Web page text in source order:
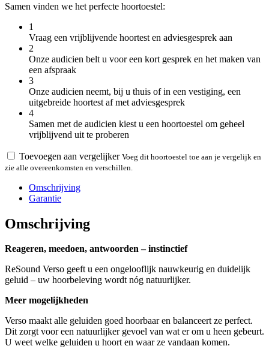
Samen vinden we het perfecte hoortoestel:
1
Vraag een vrijblijvende hoortest en adviesgesprek aan
2
Onze audicien belt u voor een kort gesprek en het maken van
een afspraak
3
Onze audicien neemt, bij u thuis of in een vestiging, een
uitgebreide hoortest af met adviesgesprek
4
Samen met de audicien kiest u een hoortoestel om geheel
vrijblijvend uit te proberen
Toevoegen aan vergelijker Voeg dit hoortoestel toe aan je vergelijk en
zie alle overeenkomsten en verschillen.
Omschrijving
Garantie
Omschrijving
Reageren, meedoen, antwoorden – instinctief
ReSound Verso geeft u een ongelooflijk nauwkeurig en duidelijk
geluid – uw hoorbeleving wordt nóg natuurlijker.
Meer mogelijkheden
Verso maakt alle geluiden goed hoorbaar en balanceert ze perfect.
Dit zorgt voor een natuurlijker gevoel van wat er om u heen gebeurt.
U weet welke geluiden u hoort en waar ze vandaan komen.